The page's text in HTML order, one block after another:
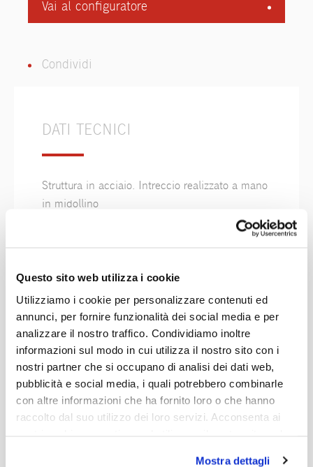
Questo sito web utilizza i cookie
Utilizziamo i cookie per personalizzare contenuti ed
annunci, per fornire funzionalità dei social media e per
analizzare il nostro traffico. Condividiamo inoltre
informazioni sul modo in cui utilizza il nostro sito con i
nostri partner che si occupano di analisi dei dati web,
pubblicità e social media, i quali potrebbero combinarle
con altre informazioni che ha fornito loro o che hanno
raccolto dal suo utilizzo dei loro servizi. Acconsenta ai
Mostra dettagli
Vai al configuratore
Condividi
DATI TECNICI
Struttura in acciaio. Intreccio realizzato a mano
in midollino
Naturale